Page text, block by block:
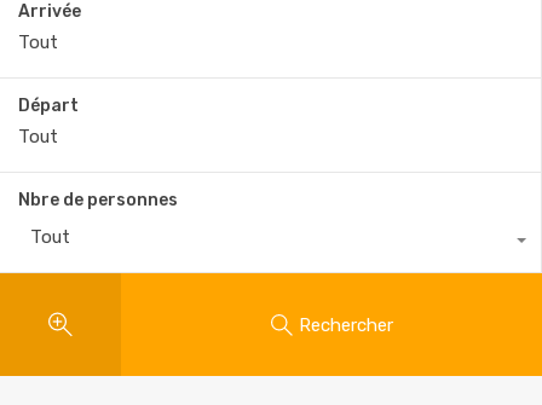
Arrivée
Départ
Nbre de personnes
Tout
Rechercher